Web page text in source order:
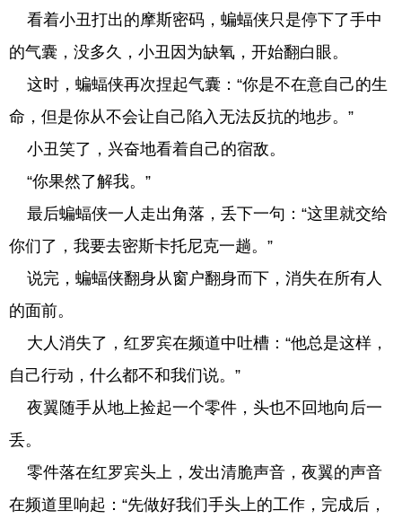
看着小丑打出的摩斯密码，蝙蝠侠只是停下了手中
的气囊，没多久，小丑因为缺氧，开始翻白眼。
这时，蝙蝠侠再次捏起气囊：“你是不在意自己的生
命，但是你从不会让自己陷入无法反抗的地步。”
小丑笑了，兴奋地看着自己的宿敌。
“你果然了解我。”
最后蝙蝠侠一人走出角落，丢下一句：“这里就交给
你们了，我要去密斯卡托尼克一趟。”
说完，蝙蝠侠翻身从窗户翻身而下，消失在所有人
的面前。
大人消失了，红罗宾在频道中吐槽：“他总是这样，
自己行动，什么都不和我们说。”
夜翼随手从地上捡起一个零件，头也不回地向后一
丢。
零件落在红罗宾头上，发出清脆声音，夜翼的声音
在频道里响起：“先做好我们手头上的工作，完成后，